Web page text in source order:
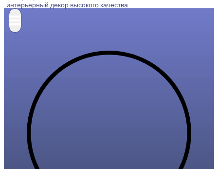
интерьерный декор высокого качества